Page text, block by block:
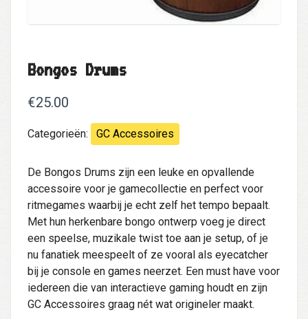
Bongos Drums
€25.00
Categorieën: GC Accessoires
De Bongos Drums zijn een leuke en opvallende
accessoire voor je gamecollectie en perfect voor
ritmegames waarbij je echt zelf het tempo bepaalt.
Met hun herkenbare bongo ontwerp voeg je direct
een speelse, muzikale twist toe aan je setup, of je
nu fanatiek meespeelt of ze vooral als eyecatcher
bij je console en games neerzet. Een must have voor
iedereen die van interactieve gaming houdt en zijn
GC Accessoires graag nét wat origineler maakt.